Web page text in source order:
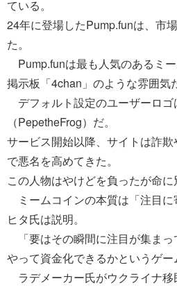
ている。
24年に登場したPump.funは、市
た。
Pump.funは最も人気のあるミ
掲示板「4chan」のような雰囲気
デフォルト設定のユーザーロゴ
（PepetheFrog）だ。
サービス開始以降、サイトは詐
で悪名を高めてきた。
この人物はやけどを負ったが命に
ミームコインの本質は「注目に
ヒタ氏は説明。
「要はその瞬間に注目が集まっ
やって資金化できるかというゲー
ラデメーカー氏がウクライナ